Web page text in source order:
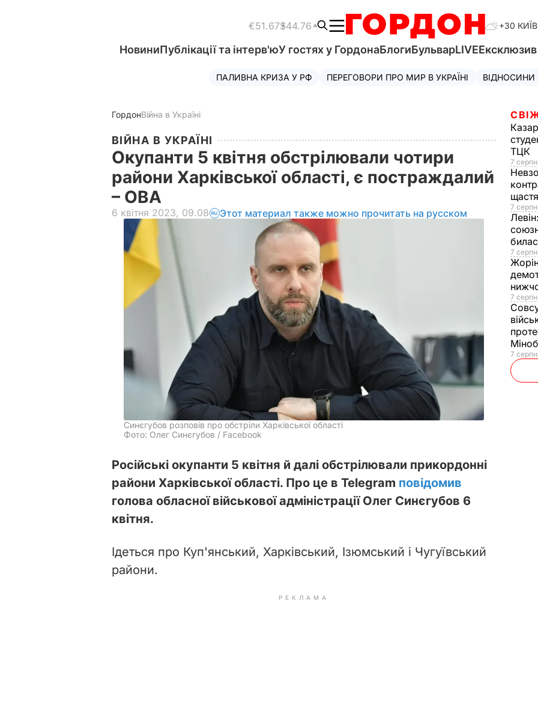
€51.67$44.76 +30 КИЇВ
НовиниПублікації та інтерв'юУ гостях у ГордонаБлогиБульварLIVEЕксклюзив
ПАЛИВНА КРИЗА У РФ ПЕРЕГОВОРИ ПРО МИР В УКРАЇНІ
ГордонВійна в Україні
ВІЙНА В УКРАЇНІ
Окупанти 5 квітня обстрілювали чотири
райони Харківської області, є постраждалий
– ОВА
6 квітня 2023, 09.08 Этот материал также можно прочитать на русском
Синєгубов розповів про обстріли Харківської області
Фото: Олег Синєгубов / Facebook
Російські окупанти 5 квітня й далі обстрілювали прикордонні
райони Харківської області. Про це в Telegram повідомив
голова обласної військової адміністрації Олег Синєгубов 6
квітня.
Ідеться про Куп'янський, Харківський, Ізюмський і Чугуївський
райони.
РЕКЛАМА
ТЦК
7
щастя
7
Левін:
7
7
7